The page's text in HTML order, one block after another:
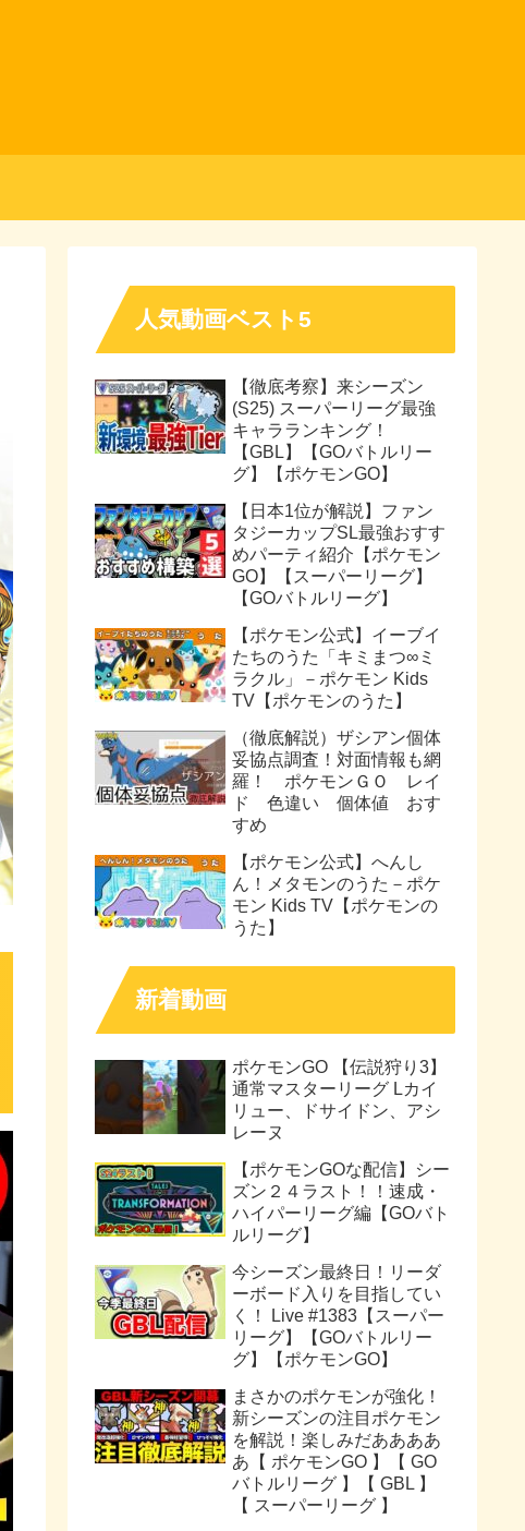
人気動画ベスト5
【徹底考察】来シーズン
(S25) スーパーリーグ最強
キャラランキング！
【GBL】【GOバトルリー
グ】【ポケモンGO】
【日本1位が解説】ファン
タジーカップSL最強おすす
めパーティ紹介【ポケモン
GO】【スーパーリーグ】
【GOバトルリーグ】
【ポケモン公式】イーブイ
たちのうた「キミまつ∞ミ
ラクル」－ポケモン Kids
TV【ポケモンのうた】
（徹底解説）ザシアン個体
妥協点調査！対面情報も網
羅！ ポケモンＧＯ レイ
ド 色違い 個体値 おす
すめ
【ポケモン公式】へんし
ん！メタモンのうた－ポケ
モン Kids TV【ポケモンの
うた】
新着動画
ポケモンGO 【伝説狩り3】
通常マスターリーグ Lカイ
リュー、ドサイドン、アシ
レーヌ
【ポケモンGOな配信】シー
ズン２４ラスト！！速成・
ハイパーリーグ編【GOバト
ルリーグ】
今シーズン最終日！リーダ
ーボード入りを目指してい
く！ Live #1383【スーパー
リーグ】【GOバトルリー
グ】【ポケモンGO】
まさかのポケモンが強化！
新シーズンの注目ポケモン
を解説！楽しみだああああ
あ【 ポケモンGO 】【 GO
バトルリーグ 】【 GBL 】
【 スーパーリーグ 】